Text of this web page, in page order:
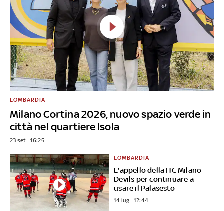
Milano Cortina 2026, nuovo spazio verde in
città nel quartiere Isola
LOMBARDIA
23 set - 16:25
L'appello della HC Milano
Devils per continuare a
usare il Palasesto
LOMBARDIA
14 lug - 12:44